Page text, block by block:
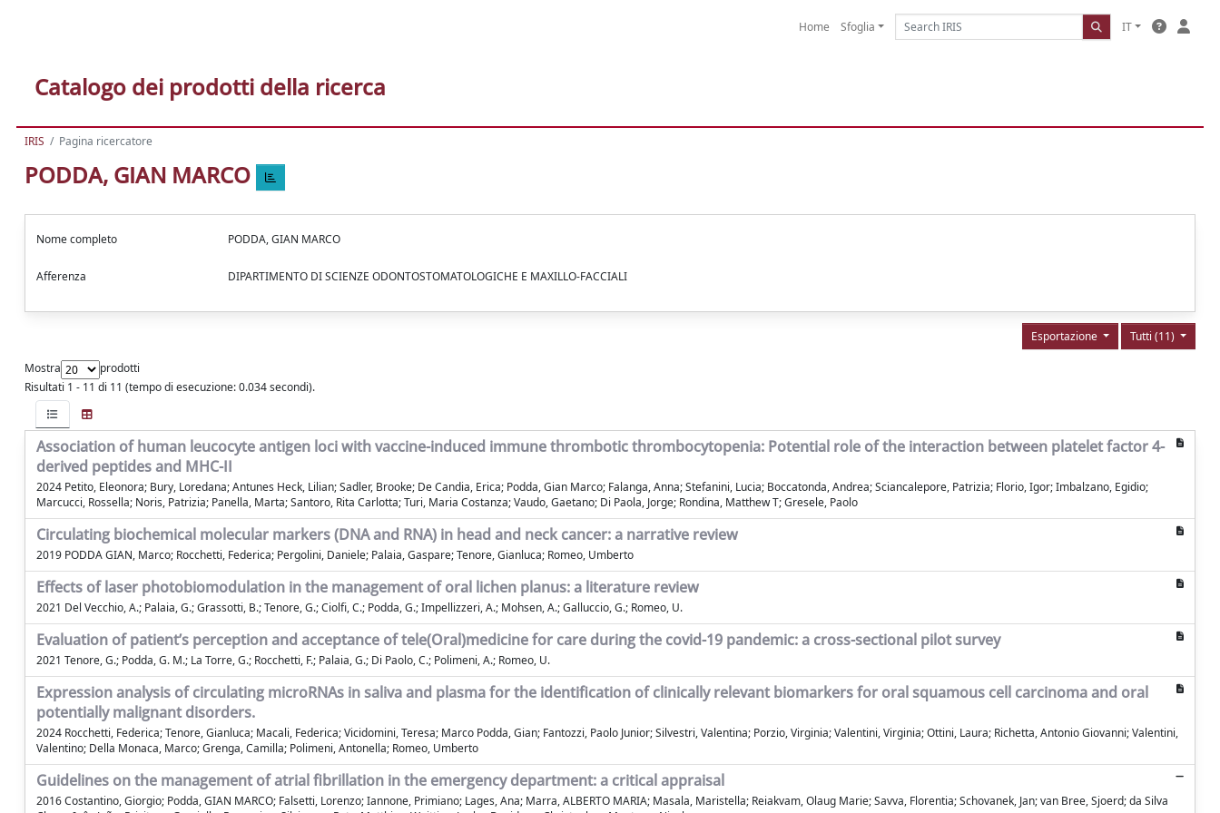
Home Sfoglia IT
Catalogo dei prodotti della ricerca
IRIS Pagina ricercatore
PODDA, GIAN MARCO
Nome completo PODDA, GIAN MARCO
Afferenza DIPARTIMENTO DI SCIENZE ODONTOSTOMATOLOGICHE E MAXILLO-FACCIALI
Tutti (11)
Esportazione
Mostra
prodotti
Risultati 1 - 11 di 11 (tempo di esecuzione: 0.034 secondi).
Association of human leucocyte antigen loci with vaccine-induced immune thrombotic thrombocytopenia: Potential role of the interaction between platelet factor 4-
derived peptides and MHC-II
2024 Petito, Eleonora; Bury, Loredana; Antunes Heck, Lilian; Sadler, Brooke; De Candia, Erica; Podda, Gian Marco; Falanga, Anna; Stefanini, Lucia; Boccatonda, Andrea; Sciancalepore, Patrizia; Florio, Igor; Imbalzano, Egidio;
Marcucci, Rossella; Noris, Patrizia; Panella, Marta; Santoro, Rita Carlotta; Turi, Maria Costanza; Vaudo, Gaetano; Di Paola, Jorge; Rondina, Matthew T; Gresele, Paolo
Circulating biochemical molecular markers (DNA and RNA) in head and neck cancer: a narrative review
2019 PODDA GIAN, Marco; Rocchetti, Federica; Pergolini, Daniele; Palaia, Gaspare; Tenore, Gianluca; Romeo, Umberto
Effects of laser photobiomodulation in the management of oral lichen planus: a literature review
2021 Del Vecchio, A.; Palaia, G.; Grassotti, B.; Tenore, G.; Ciolfi, C.; Podda, G.; Impellizzeri, A.; Mohsen, A.; Galluccio, G.; Romeo, U.
Evaluation of patient’s perception and acceptance of tele(Oral)medicine for care during the covid-19 pandemic: a cross-sectional pilot survey
2021 Tenore, G.; Podda, G. M.; La Torre, G.; Rocchetti, F.; Palaia, G.; Di Paolo, C.; Polimeni, A.; Romeo, U.
Expression analysis of circulating microRNAs in saliva and plasma for the identification of clinically relevant biomarkers for oral squamous cell carcinoma and oral
potentially malignant disorders.
2024 Rocchetti, Federica; Tenore, Gianluca; Macali, Federica; Vicidomini, Teresa; Marco Podda, Gian; Fantozzi, Paolo Junior; Silvestri, Valentina; Porzio, Virginia; Valentini, Virginia; Ottini, Laura; Richetta, Antonio Giovanni; Valentini,
Valentino; Della Monaca, Marco; Grenga, Camilla; Polimeni, Antonella; Romeo, Umberto
Guidelines on the management of atrial fibrillation in the emergency department: a critical appraisal
2016 Costantino, Giorgio; Podda, GIAN MARCO; Falsetti, Lorenzo; Iannone, Primiano; Lages, Ana; Marra, ALBERTO MARIA; Masala, Maristella; Reiakvam, Olaug Marie; Savva, Florentia; Schovanek, Jan; van Bree, Sjoerd; da Silva